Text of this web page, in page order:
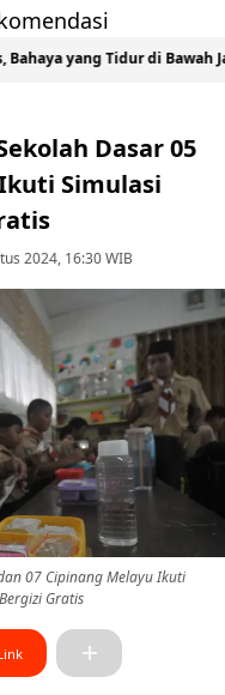
Tidur di Bawah Jabodetabek
Dasar 05
Simulasi
2024, 16:30 WIB
07 Cipinang Melayu Ikuti
Gratis